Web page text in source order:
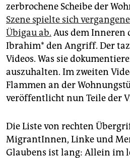
epaper login
zerbrochene Scheibe der
Szene spielte sich
Übigau ab. Aus dem Inneren
Ibrahim* den Angriff. Der
Videos. Was sie
auszuhalten. Im zweiten
Flammen an der
veröffentlicht nun Teile der
Die Liste von rechten
MigrantInnen, Linke und
Glaubens ist lang: Allein im